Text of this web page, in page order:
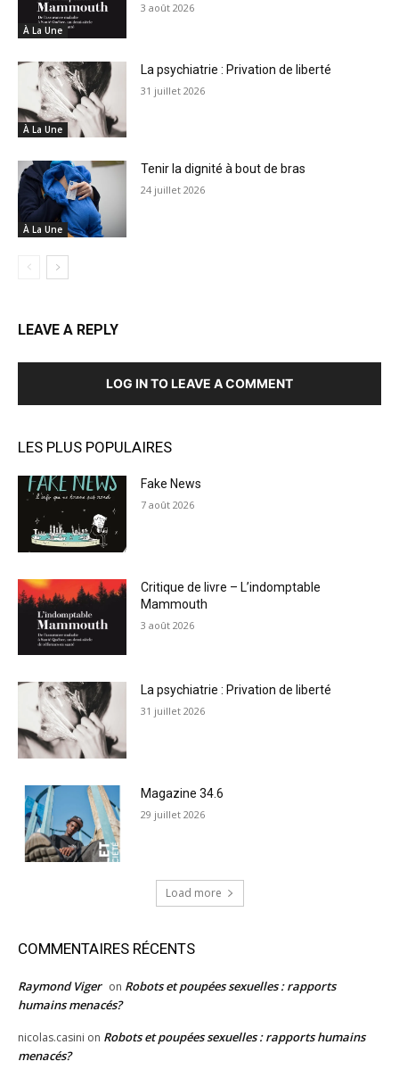
À La Une
3 août 2026
À La Une
La psychiatrie : Privation de liberté
31 juillet 2026
À La Une
Tenir la dignité à bout de bras
24 juillet 2026
LEAVE A REPLY
LOG IN TO LEAVE A COMMENT
LES PLUS POPULAIRES
Fake News
7 août 2026
Critique de livre – L’indomptable
Mammouth
3 août 2026
La psychiatrie : Privation de liberté
31 juillet 2026
Magazine 34.6
29 juillet 2026
Load more
COMMENTAIRES RÉCENTS
Raymond Viger on Robots et poupées sexuelles : rapports
humains menacés?
nicolas.casini on Robots et poupées sexuelles : rapports humains
menacés?